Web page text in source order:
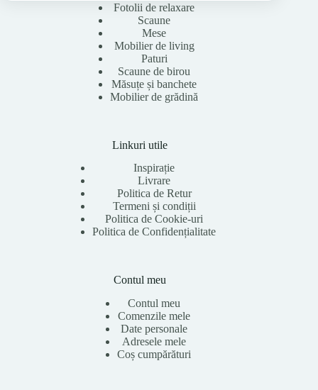
Fotolii de relaxare
Scaune
Mese
Mobilier de living
Paturi
Scaune de birou
Măsuțe și banchete
Mobilier de grădină
Linkuri utile
Inspirație
Livrare
Politica de Retur
Termeni și condiții
Politica de Cookie-uri
Politica de Confidențialitate
Contul meu
Contul meu
Comenzile mele
Date personale
Adresele mele
Coș cumpărături